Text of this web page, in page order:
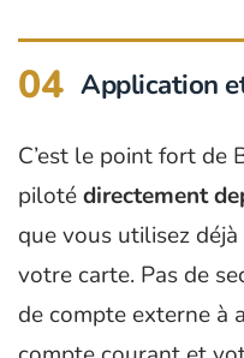
04 Application
C’est le point fort de
pilotédirectement
que vous utilisez
votre carte. Pas de
de compte externe à